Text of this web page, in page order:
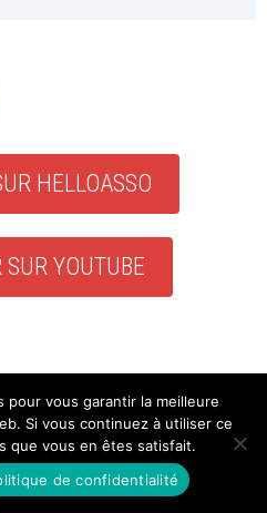
HELLOASSO
YOUTUBE
pour vous garantir la meilleure
Si vous continuez à utiliser ce
que vous en êtes satisfait.
de confidentialité